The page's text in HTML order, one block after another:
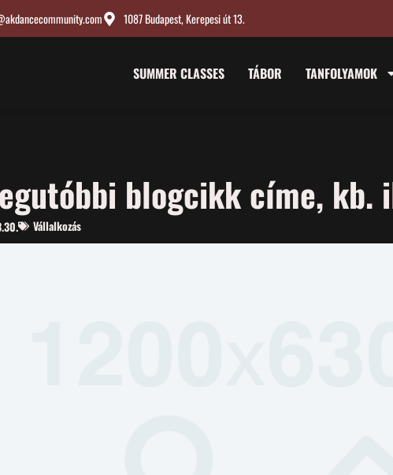
1087 Budapest, Kerepesi út 13.
SUMMER CLASSES TÁBOR TANFOLYAMOK
blogcikk címe, kb.
Vállalkozás